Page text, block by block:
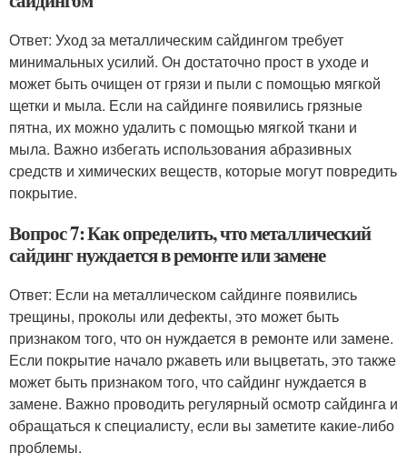
Ответ: Уход за металлическим сайдингом требует
минимальных усилий. Он достаточно прост в уходе и
может быть очищен от грязи и пыли с помощью мягкой
щетки и мыла. Если на сайдинге появились грязные
пятна, их можно удалить с помощью мягкой ткани и
мыла. Важно избегать использования абразивных
средств и химических веществ, которые могут повредить
покрытие.
Вопрос 7: Как определить, что металлический
сайдинг нуждается в ремонте или замене
Ответ: Если на металлическом сайдинге появились
трещины, проколы или дефекты, это может быть
признаком того, что он нуждается в ремонте или замене.
Если покрытие начало ржаветь или выцветать, это также
может быть признаком того, что сайдинг нуждается в
замене. Важно проводить регулярный осмотр сайдинга и
обращаться к специалисту, если вы заметите какие-либо
проблемы.